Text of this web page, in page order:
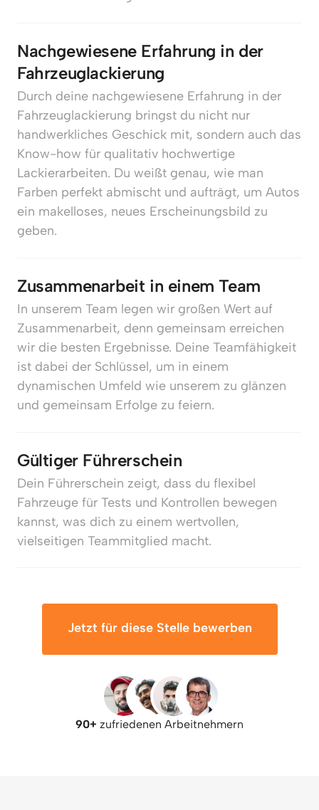
Nachgewiesene Erfahrung in der
Fahrzeuglackierung
Durch deine nachgewiesene Erfahrung in der
Fahrzeuglackierung bringst du nicht nur
handwerkliches Geschick mit, sondern auch das
Know-how für qualitativ hochwertige
Lackierarbeiten. Du weißt genau, wie man
Farben perfekt abmischt und aufträgt, um Autos
ein makelloses, neues Erscheinungsbild zu
geben.
Zusammenarbeit in einem Team
In unserem Team legen wir großen Wert auf
Zusammenarbeit, denn gemeinsam erreichen
wir die besten Ergebnisse. Deine Teamfähigkeit
ist dabei der Schlüssel, um in einem
dynamischen Umfeld wie unserem zu glänzen
und gemeinsam Erfolge zu feiern.
Gültiger Führerschein
Dein Führerschein zeigt, dass du flexibel
Fahrzeuge für Tests und Kontrollen bewegen
kannst, was dich zu einem wertvollen,
vielseitigen Teammitglied macht.
Jetzt für diese Stelle bewerben
90+ zufriedenen Arbeitnehmern